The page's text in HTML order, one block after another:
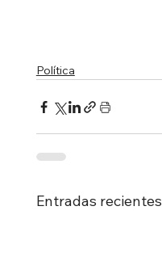
Política
Entradas recientes